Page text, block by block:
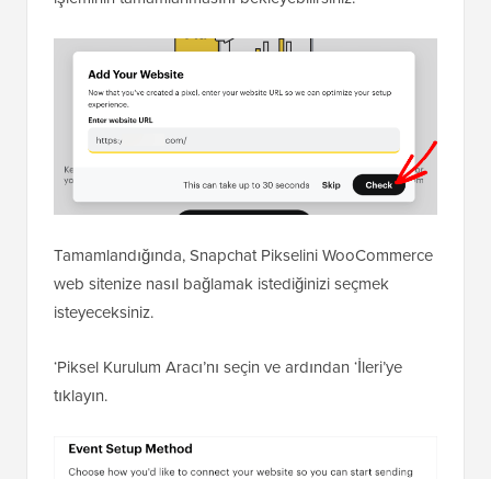
Tamamlandığında, Snapchat Pikselini WooCommerce
web sitenize nasıl bağlamak istediğinizi seçmek
isteyeceksiniz.
‘Piksel Kurulum Aracı’nı seçin ve ardından ‘İleri’ye
tıklayın.